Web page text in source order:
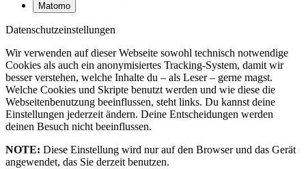
Matomo
Datenschutzeinstellungen
Wir verwenden auf dieser Webseite sowohl technisch notwendige
Cookies als auch ein anonymisiertes Tracking-System, damit wir
besser verstehen, welche Inhalte du – als Leser – gerne magst.
Welche Cookies und Skripte benutzt werden und wie diese die
Webseitenbenutzung beeinflussen, steht links. Du kannst deine
Einstellungen jederzeit ändern. Deine Entscheidungen werden
deinen Besuch nicht beeinflussen.
NOTE: Diese Einstellung wird nur auf den Browser und das Gerät
angewendet, das Sie derzeit benutzen.